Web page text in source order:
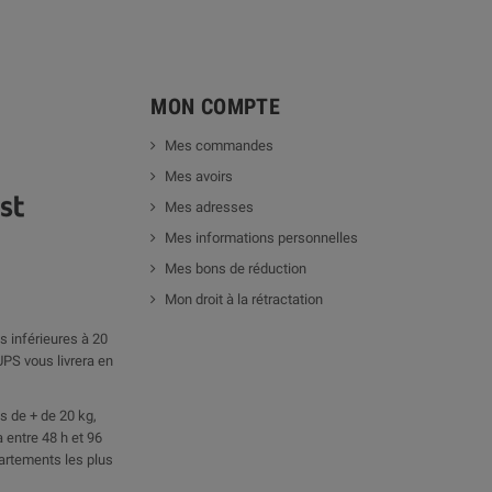
inférieures à 20
vous livrera en
de + de 20 kg,
entre 48 h et 96
les plus
MON COMPTE
Mes commandes
Mes avoirs
Mes adresses
Mes informations personnelles
Mes bons de réduction
Mon droit à la rétractation